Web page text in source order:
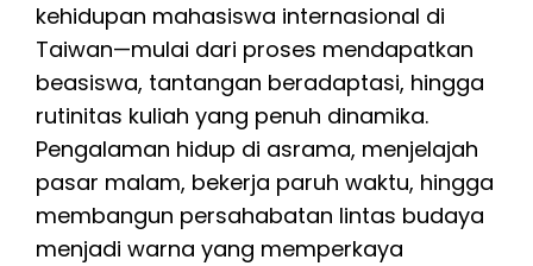
kehidupan mahasiswa internasional di
Taiwan—mulai dari proses mendapatkan
beasiswa, tantangan beradaptasi, hingga
rutinitas kuliah yang penuh dinamika.
Pengalaman hidup di asrama, menjelajah
pasar malam, bekerja paruh waktu, hingga
membangun persahabatan lintas budaya
menjadi warna yang memperkaya